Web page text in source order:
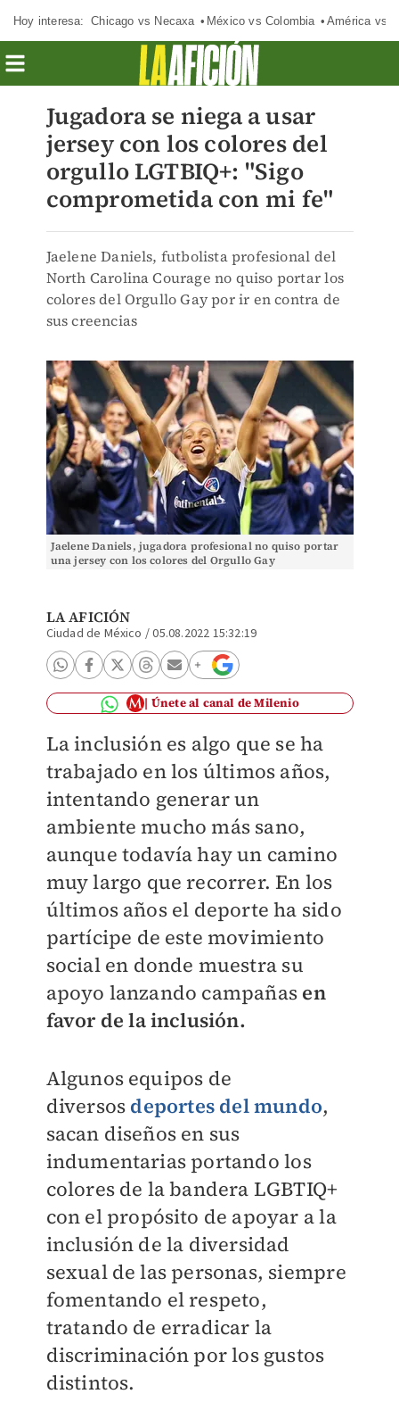
Hoy interesa: Chicago vs Necaxa México vs Colombia América vs
Jugadora se niega a usar
jersey con los colores del
orgullo LGTBIQ+: "Sigo
comprometida con mi fe"
Jaelene Daniels, futbolista profesional del
North Carolina Courage no quiso portar los
colores del Orgullo Gay por ir en contra de
sus creencias
Jaelene Daniels, jugadora profesional no quiso portar
una jersey con los colores del Orgullo Gay
LA AFICIÓN
Ciudad de México /05.08.2022 15:32:19
Únete al canal de Milenio
La inclusión es algo que se ha
trabajado en los últimos años,
intentando generar un
ambiente mucho más sano,
aunque todavía hay un camino
muy largo que recorrer. En los
últimos años el deporte ha sido
partícipe de este movimiento
social en donde muestra su
apoyo lanzando campañas en
favor de la inclusión.
Algunos equipos de
diversos deportes del mundo,
sacan diseños en sus
indumentarias portando los
colores de la bandera LGBTIQ+
con el propósito de apoyar a la
inclusión de la diversidad
sexual de las personas, siempre
fomentando el respeto,
tratando de erradicar la
discriminación por los gustos
distintos.